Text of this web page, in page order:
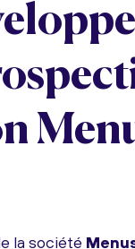
la société